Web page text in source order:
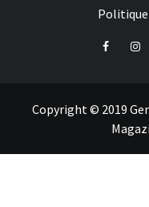
Facebook
Copyright © 2019